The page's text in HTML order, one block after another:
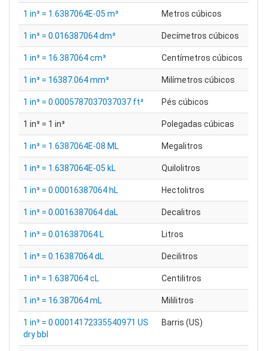
1 in³ = 1.6387064E-05 m³ Metros cúbicos
1 in³ = 0.016387064 dm³ Decímetros cúbicos
1 in³ = 16.387064 cm³ Centímetros cúbicos
1 in³ = 16387.064 mm³ Milímetros cúbicos
1 in³ = 0.0005787037037037 ft³ Pés cúbicos
1 in³ = 1 in³ Polegadas cúbicas
1 in³ = 1.6387064E-08 ML Megalitros
1 in³ = 1.6387064E-05 kL Quilolitros
1 in³ = 0.00016387064 hL Hectolitros
1 in³ = 0.0016387064 daL Decalitros
1 in³ = 0.016387064 L Litros
1 in³ = 0.16387064 dL Decilitros
1 in³ = 1.6387064 cL Centilitros
1 in³ = 16.387064 mL Mililitros
1 in³ = 0.00014172335540971 US
dry bbl
Barris (US)